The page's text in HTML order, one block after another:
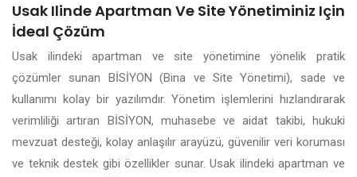
Usak Ilinde Apartman Ve Site Yönetiminiz Için
İdeal Çözüm
Usak ilindeki apartman ve site yönetimine yönelik pratik
çözümler sunan BİSİYON (Bina ve Site Yönetimi), sade ve
kullanımı kolay bir yazılımdır. Yönetim işlemlerini hızlandırarak
verimliliği artıran BİSİYON, muhasebe ve aidat takibi, hukuki
mevzuat desteği, kolay anlaşılır arayüzü, güvenilir veri koruması
ve teknik destek gibi özellikler sunar. Usak ilindeki apartman ve